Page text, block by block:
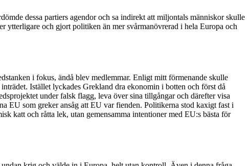
dessa partiers agendor och sa indirekt att miljontals människor skulle
ytterligare och gjort politiken än mer svårmanövrerad i hela Europa och
i fokus, ändå blev medlemmar. Enligt mitt förmenande skulle
Istället lyckades Grekland dra ekonomin i botten och först då
under falsk flagg, leva över sina tillgångar och därefter visa
EU som greker ansåg att EU var fienden. Politikerna stod kaxigt fast i
katt och råtta lek, utan gemensamma intentioner med EU:s bästa för